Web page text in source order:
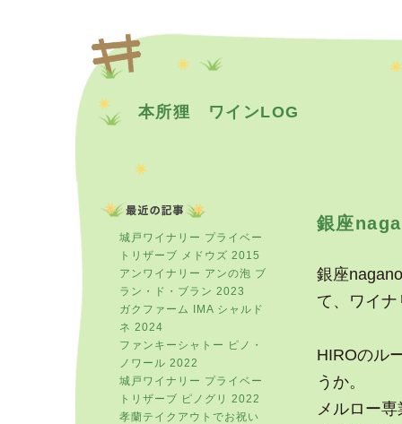
本所狸 ワインLOG
城戸ワイナリー プライベー
トリザーブ メドウズ 2015
アンワイナリー アンの泡 ブ
ラン・ド・ブラン 2023
ガクファーム IMA シャルド
ネ 2024
ファンキーシャトー ピノ・
ノワール 2022
城戸ワイナリー プライベー
トリザーブ ピノグリ 2022
孝蘭テイクアウトでお祝い
銀座
銀座
て、ワイ
HIROのル
うか。
メルロー